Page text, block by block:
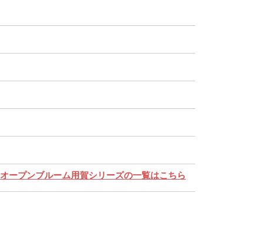
オープンブルーム用賀シリーズの一覧はこちら